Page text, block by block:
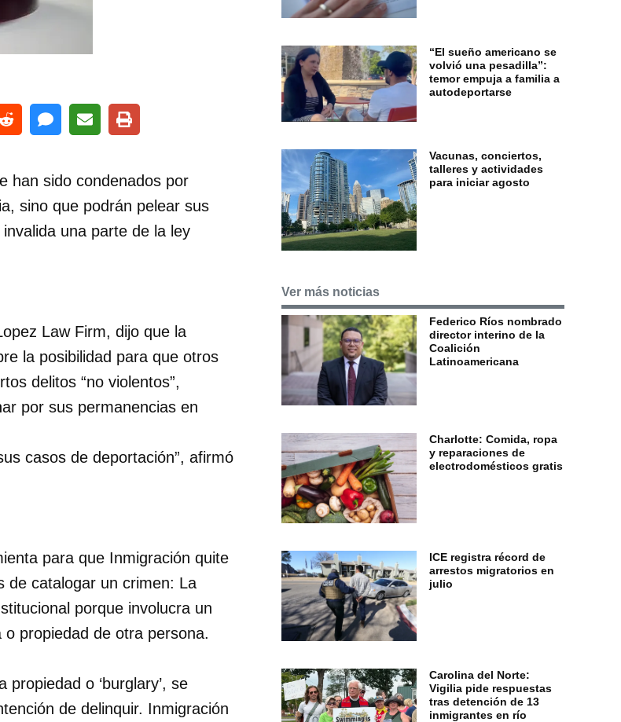
han sido condenados por
sino que podrán pelear sus
una parte de la ley
Law Firm, dijo que la
la posibilidad para que otros
delitos “no violentos”,
por sus permanencias en
casos de deportación”, afirmó
para que Inmigración quite
de catalogar un crimen: La
porque involucra un
propiedad de otra persona.
o ‘burglary’, se
de delinquir. Inmigración
“El sueño americano se
volvió una pesadilla”:
temor empuja a familia a
autodeportarse
Vacunas, conciertos,
talleres y actividades
para iniciar agosto
Ver más noticias
Federico Ríos nombrado
director interino de la
Coalición
Latinoamericana
Charlotte: Comida, ropa
y reparaciones de
electrodomésticos gratis
ICE registra récord de
arrestos migratorios en
julio
Carolina del Norte:
Vigilia pide respuestas
tras detención de 13
inmigrantes en río